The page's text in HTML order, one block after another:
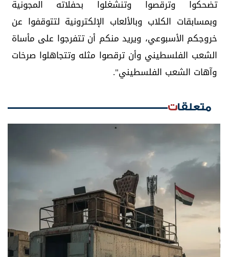
تضحكوا وترقصوا وتنشغلوا بحفلاته المجونية
وبمسابقات الكلاب وبالألعاب الإلكترونية لتتوقفوا عن
خروجكم الأسبوعي، ويريد منكم أن تتفرجوا على مأساة
الشعب الفلسطيني وأن ترقصوا مثله وتتجاهلوا صرخات
وآهات الشعب الفلسطيني".
متعلقات